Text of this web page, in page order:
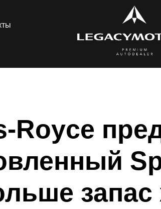
Royce
запас